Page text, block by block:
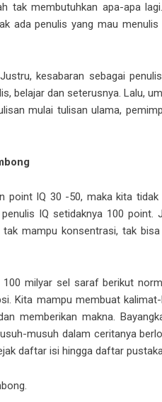
tak membutuhkan apa-apa
ada penulis yang mau
kesabaran sebagai
belajar dan seterusnya. Lalu,
mulai tulisan ulama,
IQ 30 -50, maka kita
IQ setidaknya 100
mampu konsentrasi, tak
100 milyar sel saraf berikut
Kita mampu membuat
memberikan makna.
musuh dalam ceritanya
daftar isi hingga daftar